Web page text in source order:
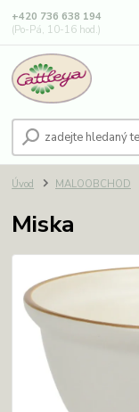
+420 736 638 194
(Po-Pá, 10-16 hod.)
Úvod MALOOBCHOD
Miska